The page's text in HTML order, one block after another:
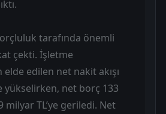
tarafında önemli
çekti. İşletme
edilen net nakit akışı
yükselirken, net borç 133
milyar TL’ye geriledi. Net